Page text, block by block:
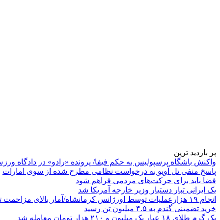
پر بازدید ترین
واکنش باشگاه پرسپولیس به حکم فیفا/ پرونده «رادو» در دادگاه
پاسخ منفی تل آویو به درخواست نظامی مطرح شده از سوی امارات
فضا باید برای حرکت‌های مردمی فراهم شود
یک ایرانی تبار دستیار وزیر خارجه آمریکا شد
انجام ۱۹ هزارعملیات توسط اورژانس کرمانشاه/آمار بالای مزاحمت تلفنی
خرید تضمینی گندم به ۴.۵ میلیون تن رسید
یک گرم طلای ۱۸ عیار یک میلیون و ۲۱۰ هزار تومان معامله شد